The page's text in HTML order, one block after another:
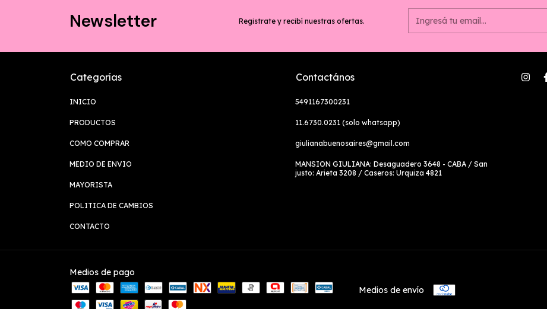
Newsletter Registrate y recibí nuestras ofertas.
Categorías
INICIO
PRODUCTOS
COMO COMPRAR
MEDIO DE ENVIO
MAYORISTA
POLITICA DE CAMBIOS
CONTACTO
Contactános
5491167300231
11.6730.0231 (solo whatsapp)
giulianabuenosaires@gmail.com
MANSION GIULIANA: Desaguadero 3648 - CABA / San
justo: Arieta 3208 / Caseros: Urquiza 4821
Medios de pago
Medios de envío